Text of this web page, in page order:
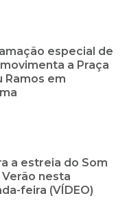
especial de
a Praça
Ramos em
a estreia do Som
nesta
feira (VÍDEO)